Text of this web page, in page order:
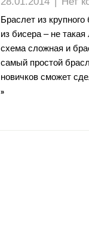
Браслет из
из бисера – не
схема сложная и
самый простой
новичков сможет
»